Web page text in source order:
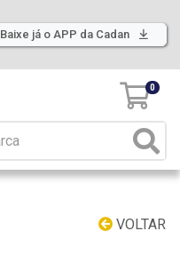
Baixe já o APP da Cadan
0
VOLTAR